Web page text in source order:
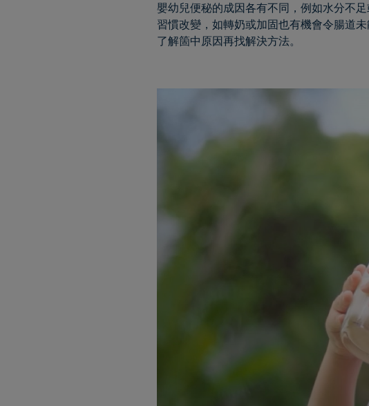
嬰幼兒便秘的成因各有不同，例如水分不
習慣改變，如轉奶或加固也有機會令腸道
了解箇中原因再找解決方法。